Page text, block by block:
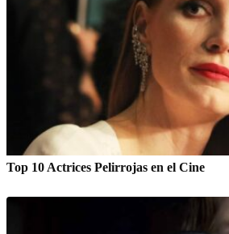
Top 10 Actrices Pelirrojas en el Cine